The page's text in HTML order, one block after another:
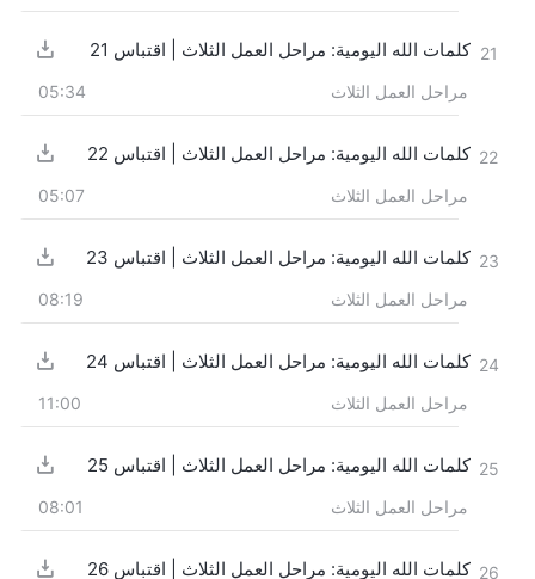
21 كلمات الله اليومية: مراحل العمل الثلاث | اقتباس 21
مراحل العمل الثلاث 05:34
22 كلمات الله اليومية: مراحل العمل الثلاث | اقتباس 22
مراحل العمل الثلاث 05:07
23 كلمات الله اليومية: مراحل العمل الثلاث | اقتباس 23
مراحل العمل الثلاث 08:19
24 كلمات الله اليومية: مراحل العمل الثلاث | اقتباس 24
مراحل العمل الثلاث 11:00
25 كلمات الله اليومية: مراحل العمل الثلاث | اقتباس 25
مراحل العمل الثلاث 08:01
26 كلمات الله اليومية: مراحل العمل الثلاث | اقتباس 26